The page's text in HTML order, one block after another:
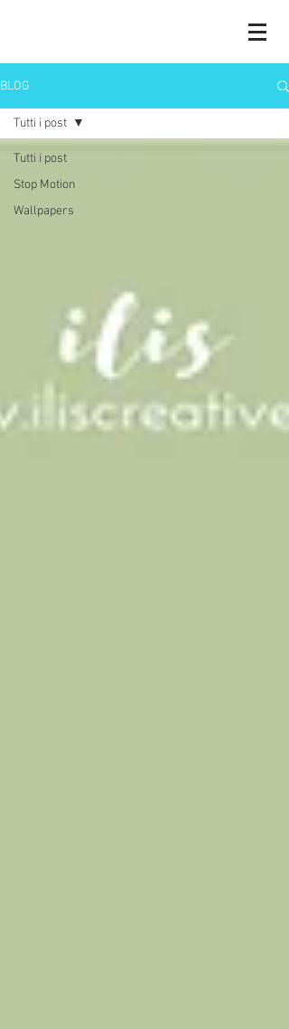
BLOG
Tutti i post
Stop Motion
Wallpapers
Tutti i post